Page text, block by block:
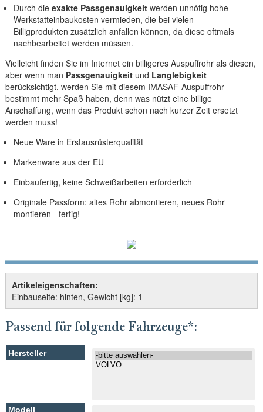
Durch dieexakte Passgenauigkeitwerden unnötig hohe
Werkstatteinbaukosten vermieden, die bei vielen
Billigprodukten zusätzlich anfallen können, da diese oftmals
nachbearbeitet werden müssen.
Vielleicht finden Sie im Internet ein billigeres Auspuffrohr als diesen,
aber wenn man Passgenauigkeit und Langlebigkeit
berücksichtigt, werden Sie mit diesem IMASAF-Auspuffrohr
bestimmt mehr Spaß haben, denn was nützt eine billige
Anschaffung, wenn das Produkt schon nach kurzer Zeit ersetzt
werden muss!
Neue Ware in Erstausrüsterqualität
Markenware aus der EU
Einbaufertig, keine Schweißarbeiten erforderlich
Originale Passform: altes Rohr abmontieren, neues Rohr
montieren - fertig!
Artikeleigenschaften:
Einbauseite: hinten, Gewicht [kg]: 1
Passend für folgende Fahrzeuge*: